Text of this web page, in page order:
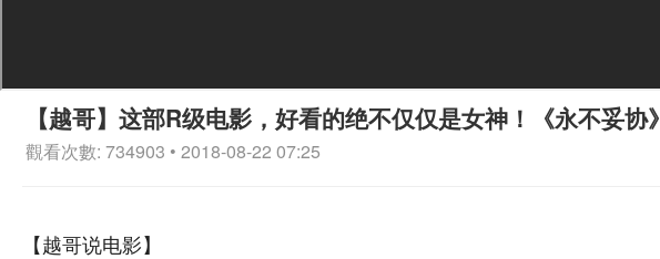
【越哥】这部R级电影，好看的绝不仅仅是女神！《永不妥协》
觀看次數: 734903 • 2018-08-22 07:25
【越哥说电影】